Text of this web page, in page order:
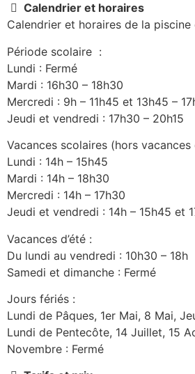
Calendrier et horaires
Calendrier et horaires de la piscine
Période scolaire :
Lundi : Fermé
Mardi : 16h30 – 18h30
Mercredi : 9h – 11h45 et 13h45 –
Jeudi et vendredi : 17h30 – 20h15
Vacances scolaires (hors vacances
Lundi : 14h – 15h45
Mardi : 14h – 18h30
Mercredi : 14h – 17h30
Jeudi et vendredi : 14h – 15h45 et
Vacances d’été :
Du lundi au vendredi : 10h30 – 18h
Samedi et dimanche : Fermé
Jours fériés :
Lundi de Pâques, 1er Mai, 8 Mai,
Lundi de Pentecôte, 14 Juillet, 15
Novembre : Fermé